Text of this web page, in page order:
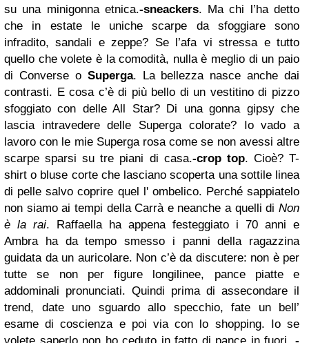
su una minigonna etnica.-sneackers. Ma chi l’ha detto
che in estate le uniche scarpe da sfoggiare sono
infradito, sandali e zeppe? Se l’afa vi stressa e tutto
quello che volete è la comodità, nulla è meglio di un paio
di Converse o Superga. La bellezza nasce anche dai
contrasti. E cosa c’è di più bello di un vestitino di pizzo
sfoggiato con delle All Star? Di una gonna gipsy che
lascia intravedere delle Superga colorate?Io vado a
lavoro con le mie Superga rosa come se non avessi altre
scarpe sparsi su tre piani di casa.-crop top. Cioè? T-
shirt o bluse corte che lasciano scoperta una sottile linea
di pelle salvo coprire quel l' ombelico. Perché sappiatelo
non siamo ai tempi della Carrà e neanche a quelli di Non
è la rai. Raffaella ha appena festeggiato i 70 anni e
Ambra ha da tempo smesso i panni della ragazzina
guidata da un auricolare. Non c’è da discutere: non è per
tutte se non per figure longilinee, pance piatte e
addominali pronunciati. Quindi prima di assecondare il
trend, date uno sguardo allo specchio, fate un bell’
esame di coscienza e poi via con lo shopping. Io se
volete saperlo non ho ceduto in fatto di pance in fuori. -